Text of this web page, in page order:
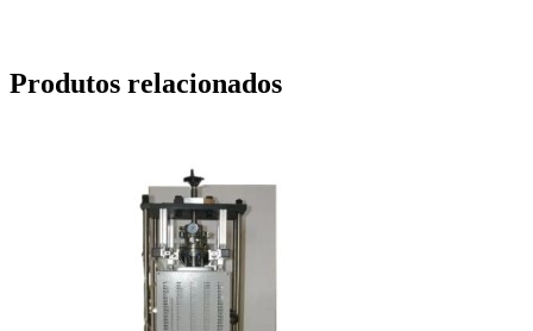
Produtos relacionados